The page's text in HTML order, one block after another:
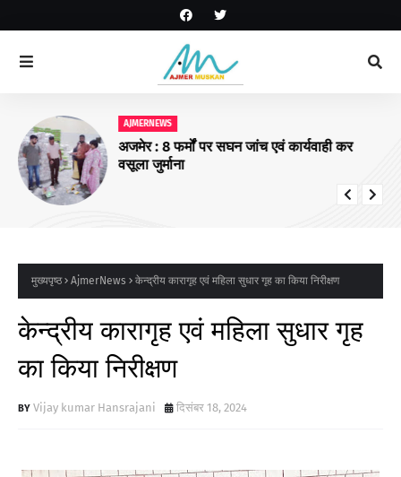
AJMERNEWS
अजमेर : 8 फर्मों पर सघन जांच एवं कार्यवाही कर
वसूला जुर्माना
मुख्यपृष्ठ AjmerNews केन्द्रीय कारागृह एवं महिला सुधार गृह का किया निरीक्षण
केन्द्रीय कारागृह एवं महिला सुधार गृह
का किया निरीक्षण
Vijay kumar Hansrajani दिसंबर 18, 2024